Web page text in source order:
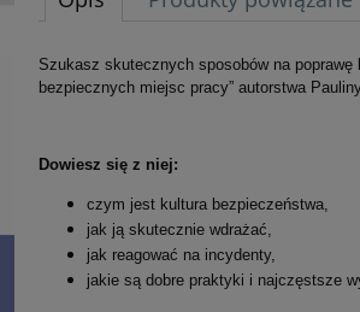
Szukasz skutecznych sposobów na
bezpiecznych miejsc pracy” autorstwa
Dowiesz się z niej:
czym jest kultura bezpieczeństwa,
jak ją skutecznie wdrażać,
jak reagować na incydenty,
jakie są dobre praktyki i najczęstsze